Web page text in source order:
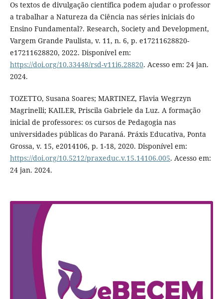
Os textos de divulgação científica podem ajudar o professor
a trabalhar a Natureza da Ciência nas séries iniciais do
Ensino Fundamental?. Research, Society and Development,
Vargem Grande Paulista, v. 11, n. 6, p. e17211628820-
e17211628820, 2022. Disponível em:
https://doi.org/10.33448/rsd-v11i6.28820. Acesso em: 24 jan.
2024.
TOZETTO, Susana Soares; MARTINEZ, Flavia Wegrzyn
Magrinelli; KAILER, Priscila Gabriele da Luz. A formação
inicial de professores: os cursos de Pedagogia nas
universidades públicas do Paraná. Práxis Educativa, Ponta
Grossa, v. 15, e2014106, p. 1-18, 2020. Disponível em:
https://doi.org/10.5212/praxeduc.v.15.14106.005. Acesso em:
24 jan. 2024.